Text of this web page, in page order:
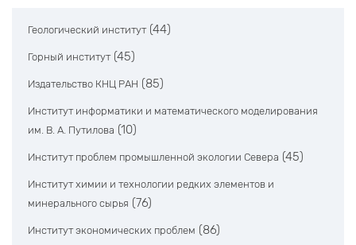
Геологический институт (44)
Горный институт (45)
Издательство КНЦ РАН (85)
Институт информатики и математического моделирования
им. В. А. Путилова (10)
Институт проблем промышленной экологии Севера (45)
Институт химии и технологии редких элементов и
минерального сырья (76)
Институт экономических проблем (86)